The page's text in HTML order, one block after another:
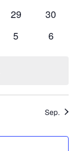
0
29
0
30
0
5
0
6
Sep.